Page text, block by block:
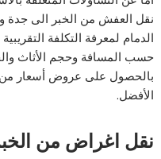
نقل العفش من الخبر الى جدة
الدمام لمعرفة التكلفة
حسب المسافة وحجم الأثاث
بالحصول على عروض أسعار من
الأفضل.
نقل اغراض من